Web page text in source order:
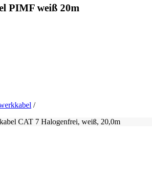
PIMF weiß 20m
CAT 7 Halogenfrei, weiß, 20,0m